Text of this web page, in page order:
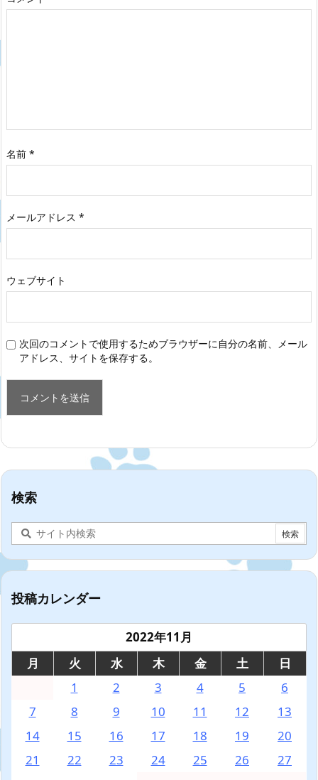
名前 *
メールアドレス *
ウェブサイト
次回のコメントで使用するためブラウザーに自分の名前、メール
アドレス、サイトを保存する。
検索
投稿カレンダー
2022年11月
月
火 水 木 金 土
日
1
2 3 4 5
6
7
8 9 10 11 12
13
14
15 16 17 18 19
20
21
22 23 24 25 26
27